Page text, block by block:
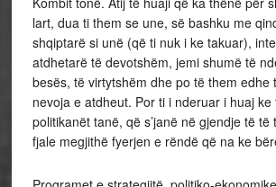
lart, dua ti them se une, së bashku me
shqiptarë si unë (që ti nuk i ke takuar),
atdhetarë të devotshëm, jemi shumë të
besës, të virtytshëm dhe po të them edhe
nevoja e atdheut. Por ti i nderuar i huaj
politikanët tanë, që s’janë në gjendje të të
fjale megjithë fyerjen e rëndë që na ke